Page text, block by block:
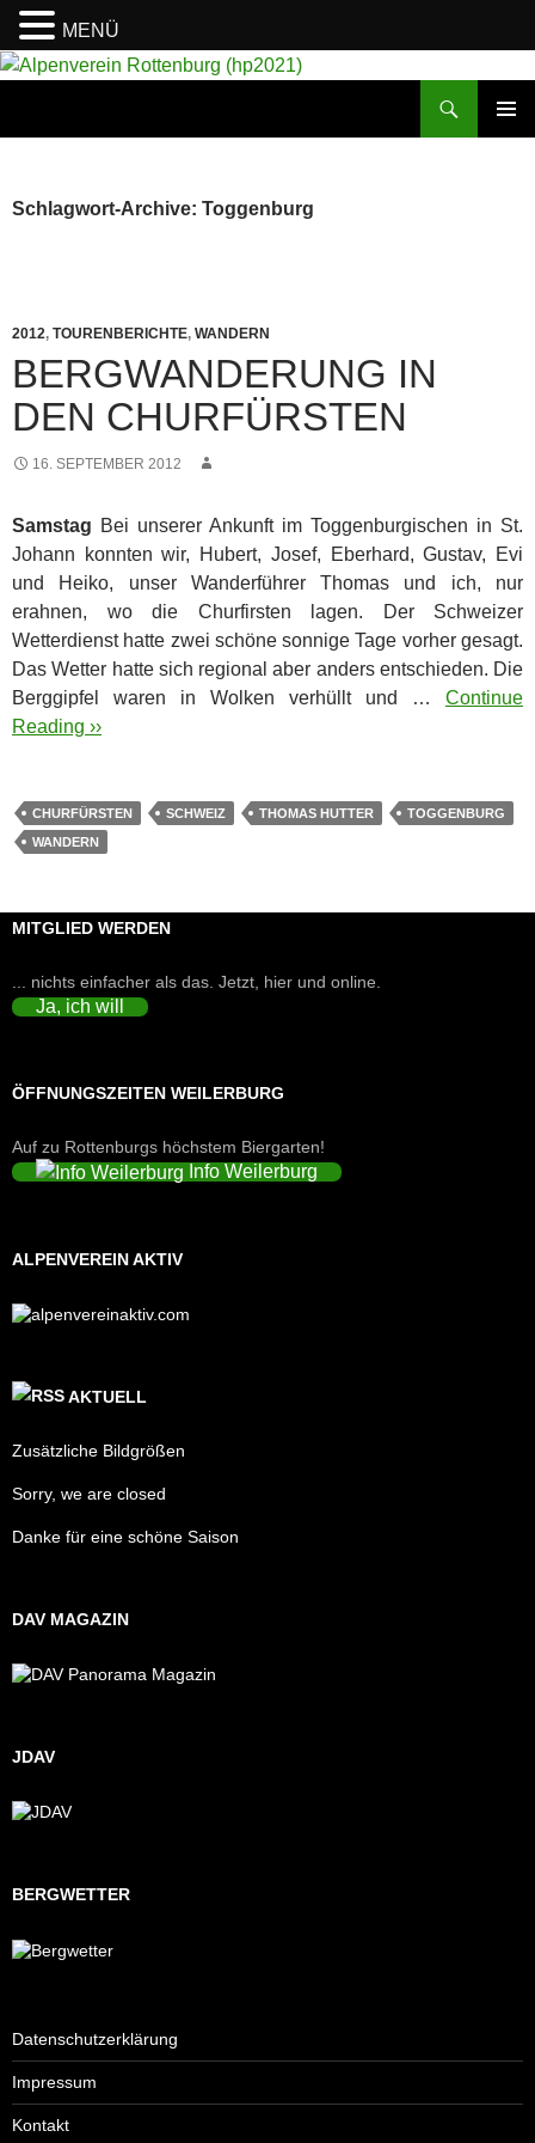
Schlagwort-Archive: Toggenburg
2012, TOURENBERICHTE, WANDERN
BERGWANDERUNG IN
DEN CHURFÜRSTEN
16. SEPTEMBER 2012
Samstag Bei unserer Ankunft im Toggenburgischen in St.
Johann konnten wir, Hubert, Josef, Eberhard, Gustav, Evi
und Heiko, unser Wanderführer Thomas und ich, nur
erahnen, wo die Churfirsten lagen. Der Schweizer
Wetterdienst hatte zwei schöne sonnige Tage vorher gesagt.
Das Wetter hatte sich regional aber anders entschieden. Die
Berggipfel waren in Wolken verhüllt und … Continue
Reading ››
CHURFÜRSTEN SCHWEIZ THOMAS HUTTER
TOGGENBURG
WANDERN
MITGLIED WERDEN
... nichts einfacher als das. Jetzt, hier und online.
Ja, ich will
ÖFFNUNGSZEITEN WEILERBURG
Auf zu Rottenburgs höchstem Biergarten!
Info Weilerburg
ALPENVEREIN AKTIV
AKTUELL
Zusätzliche Bildgrößen
Sorry, we are closed
Danke für eine schöne Saison
DAV MAGAZIN
JDAV
BERGWETTER
Datenschutzerklärung
Impressum
Kontakt
MENÜ